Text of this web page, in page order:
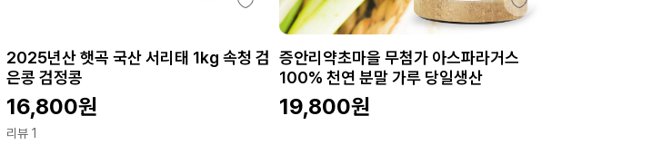
2025년산 햇곡 국산 서리태 1kg 속청 검
은콩 검정콩
16,800원
리뷰 1
증안리약초마을 무첨가 아스파라거스
100% 천연 분말 가루 당일생산
19,800원